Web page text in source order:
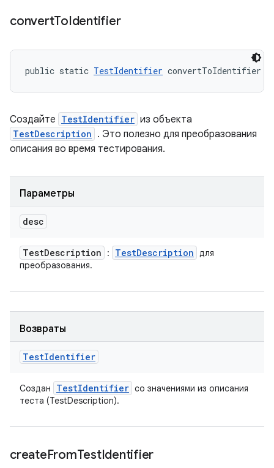
convertToIdentifier
public static TestIdentifier convertToIdentifier (
Создайте TestIdentifier из объекта
TestDescription . Это полезно для преобразования
описания во время тестирования.
Параметры
desc
TestDescription : TestDescription для
преобразования.
Возвраты
TestIdentifier
Создан TestIdentifier ​​со значениями из описания
теста (TestDescription).
createFromTestIdentifier